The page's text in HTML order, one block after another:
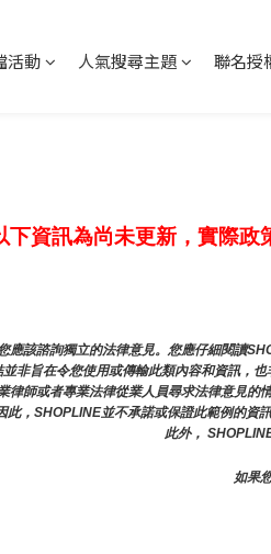
活動 人氣搜尋主題 聯名授
下資訊為尚未更新，實際政
應該諮詢獨立的法律意見。您應仔細閱讀
並非旨在令您使用或傳輸此類內容和資訊，
律師或者專業法律從業人員尋求法律意見
此，SHOPLINE並不承諾或保證此範例的資
此外，
如果